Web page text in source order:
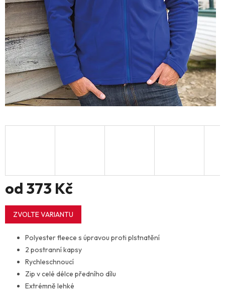
od 373 Kč
Měrná
cena:
ZVOLTE VARIANTU
Polyester fleece s úpravou proti plstnatění
2 postranní kapsy
Rychleschnoucí
Zip v celé délce předního dílu
Extrémně lehké